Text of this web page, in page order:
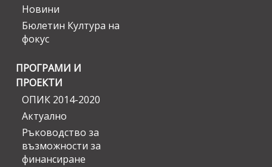
Новини
Бюлетин Култура на
фокус
ПРОГРАМИ И
ПРОЕКТИ
ОПИК 2014-2020
Актуално
Ръководство за
възможности за
финансиране